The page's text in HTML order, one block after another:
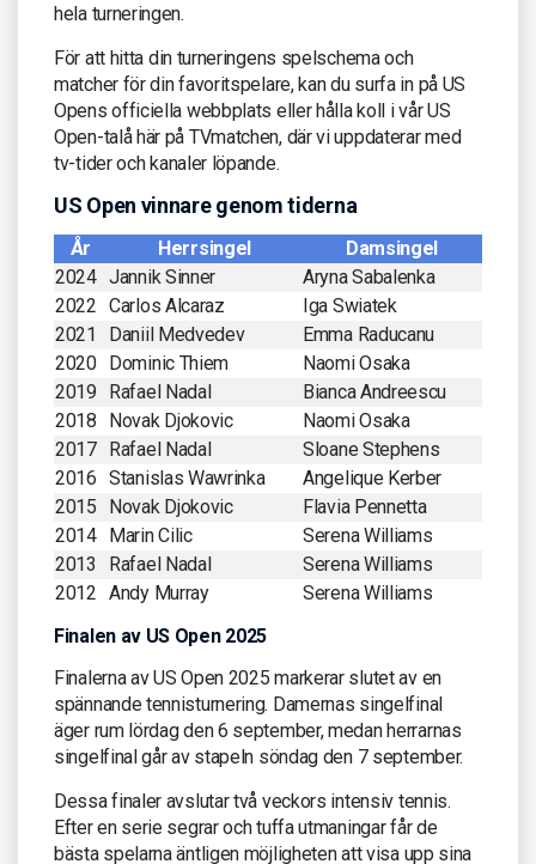
hela turneringen.
För att hitta din turneringens spelschema och
matcher för din favoritspelare, kan du surfa in på US
Opens officiella webbplats eller hålla koll i vår US
Open-talå här på TVmatchen, där vi uppdaterar med
tv-tider och kanaler löpande.
US Open vinnare genom tiderna
År Herrsingel
Damsingel
2024 Jannik Sinner
Aryna Sabalenka
2022 Carlos Alcaraz
Iga Swiatek
2021
Daniil Medvedev
Emma Raducanu
2020 Dominic Thiem
Naomi Osaka
2019
Rafael Nadal
Bianca Andreescu
2018
Novak Djokovic
Naomi Osaka
2017 Rafael Nadal
Sloane Stephens
2016 Stanislas Wawrinka
Angelique Kerber
2015
Novak Djokovic
Flavia Pennetta
2014 Marin Cilic
Serena Williams
2013
Rafael Nadal
Serena Williams
2012 Andy Murray
Serena Williams
Finalen av US Open 2025
Finalerna av US Open 2025 markerar slutet av en
spännande tennisturnering. Damernas singelfinal
äger rum lördag den 6 september, medan herrarnas
singelfinal går av stapeln söndag den 7 september.
Dessa finaler avslutar två veckors intensiv tennis.
Efter en serie segrar och tuffa utmaningar får de
bästa spelarna äntligen möjligheten att visa upp sina